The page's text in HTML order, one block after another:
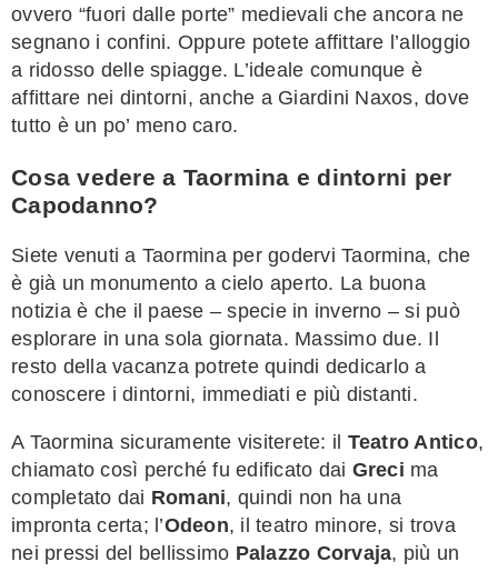
ovvero “fuori dalle porte” medievali che ancora ne
segnano i confini. Oppure potete affittare l’alloggio
a ridosso delle spiagge. L’ideale comunque è
affittare nei dintorni, anche a Giardini Naxos, dove
tutto è un po’ meno caro.
Cosa vedere a Taormina e dintorni per
Capodanno?
Siete venuti a Taormina per godervi Taormina, che
è già un monumento a cielo aperto. La buona
notizia è che il paese – specie in inverno – si può
esplorare in una sola giornata. Massimo due. Il
resto della vacanza potrete quindi dedicarlo a
conoscere i dintorni, immediati e più distanti.
A Taormina sicuramente visiterete: il Teatro Antico,
chiamato così perché fu edificato dai Greci ma
completato dai Romani, quindi non ha una
impronta certa; l’Odeon, il teatro minore, si trova
nei pressi del bellissimo Palazzo Corvaja, più un